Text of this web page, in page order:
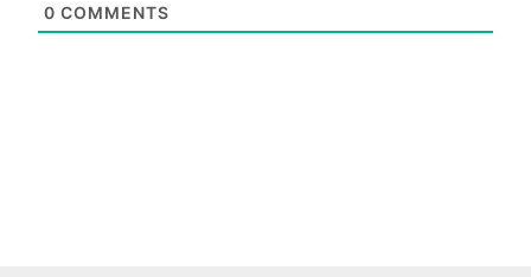
0 COMMENTS